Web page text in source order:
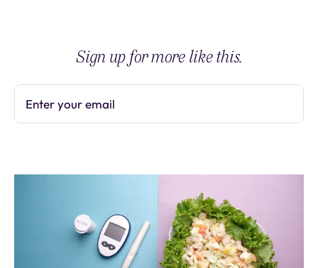
Sign up for more like this.
Enter your email